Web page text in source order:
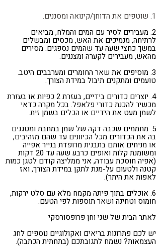
1. שוטפים את הדוחן/קינואה ומסננים.
2. מעבירים לסיר עם המים והמלח, מביאים
לרתיחה, מנמיכים את האש, מכסים ומבשלים
במשך כחצי שעה עד שהמים נספגים. מסירים
מהאש, מעבירים לקערה ומצננים.
3. מוסיפים את שאר החומרים ומערבבים היטב.
טועמים ומתקנים תיבול במידת הצורך.
4. יוצרים כדורים בידיים, בעזרת 2 כפיות או בעזרת
מכשיר להכנת כדורי פלאפל. בכל מקרה כדאי
לשמן מעט את הידיים או הכלים בשמן זית.
5. מחממים שכבה דקה של שמן במחבת ומטגנים
בה את הכדורים מכל הכיוונים עד שהם מזהיבים,
או מניחים אותם בתבנית מרופדת בנייר אפייה
ומשומנת קלות ואופים כרבע שעה עד 20 דקות
(אפיה חוסכת עבודה, אני ממליצה קודם לטגן כמות
קטנה ולטעום על-מנת לתקן במידת הצורך, ואז
לאפות את היתר).
6. אוכלים בתוך פיתה מקמח מלא עם סלט ירקות,
חומוס וטחינה ושאר תוספות לפי הטעם.
לאתר הבית של שני וחן פרופסורסקי
יש לכם פתרונות בריאים ואקולוגיים נוספים לחג
העצמאות? נשמח לתגובתכם (בתחתית הכתבה).